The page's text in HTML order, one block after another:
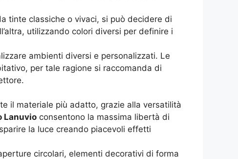
tinte classiche o vivaci, si può decidere di
utilizzando colori diversi per definire i
ambienti diversi e personalizzati. Le
per tale ragione si raccomanda di
il materiale più adatto, grazie alla versatilità
Lanuvio consentono la massima libertà di
la luce creando piacevoli effetti
circolari, elementi decorativi di forma